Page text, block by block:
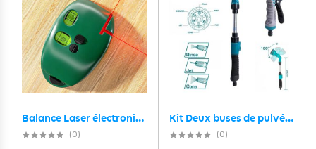
Balance Laser électronique Portable à 90 degrés – جهاز تحديد مستوى ليزر
(0)
Kit Deux buses de pulvérisation D’arrosage 2 Pcs Total THWSK0201 – طقم مرش من قطعتين أصلي توتال
(0)